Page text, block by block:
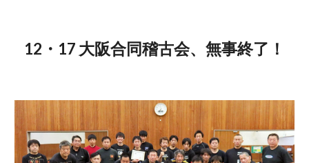
12・17 大阪合同稽古会、無事終了！